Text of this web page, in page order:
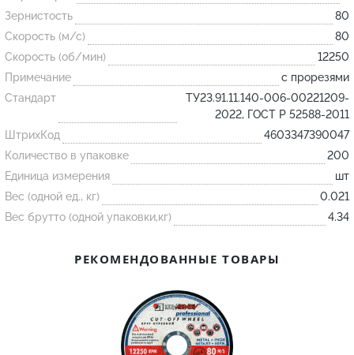
Огнеупорные
изделия
Скачать каталог
Муфель
Черпак
Шербер
Трубка
Пробка
Зернистость
80
Скорость (м/с)
80
Скорость (об/мин)
12250
Примечание
с прорезями
Стандарт
ТУ23.91.11.140-006-00221209-
2022, ГОСТ Р 52588-2011
ШтрихКод
4603347390047
Количество в упаковке
200
Единица измерения
шт
Вес (одной ед., кг)
0.021
Вес брутто (одной упаковки,кг)
4.34
РЕКОМЕНДОВАННЫЕ ТОВАРЫ